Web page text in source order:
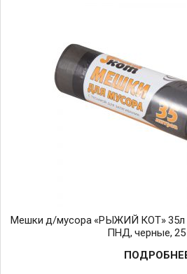
Мешки д/мусора «РЫЖИЙ КОТ» 35л
ПНД, черные,